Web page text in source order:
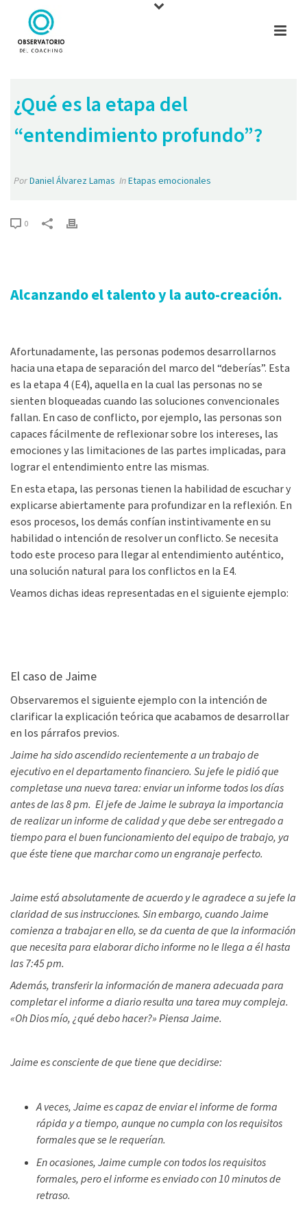
¿Qué es la etapa del
“entendimiento profundo”?
PorDaniel Álvarez Lamas InEtapas emocionales
0
Alcanzando el talento y la auto-creación.
Afortunadamente, las personas podemos desarrollarnos
hacia una etapa de separación del marco del “deberías”. Esta
es la etapa 4 (E4), aquella en la cual las personas no se
sienten bloqueadas cuando las soluciones convencionales
fallan. En caso de conflicto, por ejemplo, las personas son
capaces fácilmente de reflexionar sobre los intereses, las
emociones y las limitaciones de las partes implicadas, para
lograr el entendimiento entre las mismas.
En esta etapa, las personas tienen la habilidad de escuchar y
explicarse abiertamente para profundizar en la reflexión. En
esos procesos, los demás confían instintivamente en su
habilidad o intención de resolver un conflicto. Se necesita
todo este proceso para llegar al entendimiento auténtico,
una solución natural para los conflictos en la E4.
Veamos dichas ideas representadas en el siguiente ejemplo:
El caso de Jaime
Observaremos el siguiente ejemplo con la intención de
clarificar la explicación teórica que acabamos de desarrollar
en los párrafos previos.
Jaime ha sido ascendido recientemente a un trabajo de
ejecutivo en el departamento financiero. Su jefe le pidió que
completase una nueva tarea: enviar un informe todos los días
antes de las 8 pm. El jefe de Jaime le subraya la importancia
de realizar un informe de calidad y que debe ser entregado a
tiempo para el buen funcionamiento del equipo de trabajo, ya
que éste tiene que marchar como un engranaje perfecto.
Jaime está absolutamente de acuerdo y le agradece a su jefe la
claridad de sus instrucciones. Sin embargo, cuando Jaime
comienza a trabajar en ello, se da cuenta de que la información
que necesita para elaborar dicho informe no le llega a él hasta
las 7:45 pm.
Además, transferir la información de manera adecuada para
completar el informe a diario resulta una tarea muy compleja.
«Oh Dios mío, ¿qué debo hacer?» Piensa Jaime.
Jaime es consciente de que tiene que decidirse:
A veces, Jaime es capaz de enviar el informe de forma
rápida y a tiempo, aunque no cumpla con los requisitos
formales que se le requerían.
En ocasiones, Jaime cumple con todos los requisitos
formales, pero el informe es enviado con 10 minutos de
retraso.